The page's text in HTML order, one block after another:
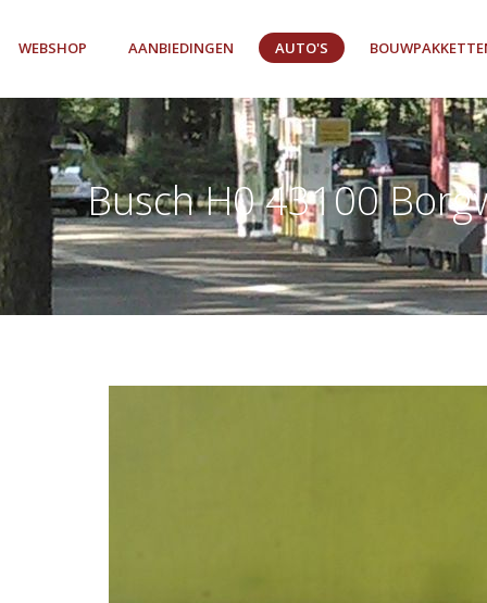
WEBSHOP AANBIEDINGEN AUTO'S
Busch H0 43100